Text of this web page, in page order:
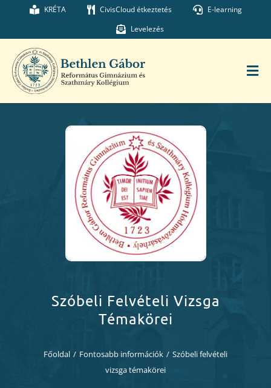
Kihagyás KRÉTA CivisCloud étkeztetés
E-learning
Levelezés
Munkatársaink
Dokumentumok
Szóbeli Felvételi Vizsga
Témakörei
Főoldal / Fontosabb információk / Szóbeli felvételi
vizsga témakörei